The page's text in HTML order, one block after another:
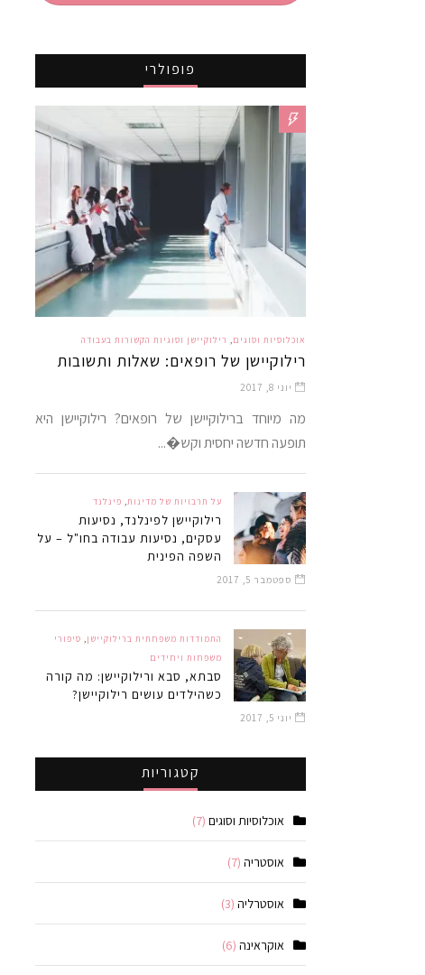
פופולרי
אוכלוסיות וסוגים, רילוקיישן וסוגיות הקשורות בעבודה
רילוקיישן של רופאים: שאלות ותשובות
יוני 8, 2017
מה מיוחד ברילוקיישן של רופאים? רילוקיישן היא
תופעה חדשה יחסית וקש�...
על תרבויות של מדינות, פינלנד
רילוקיישן לפינלנד, נסיעות
עסקים, נסיעות עבודה בחו"ל – על
השפה הפינית
ספטמבר 5, 2017
התמודדות משפחתית ברילוקיישן, סיפורי
משפחות ויחידים
סבתא, סבא ורילוקיישן: מה קורה
כשהילדים עושים רילוקיישן?
יוני 5, 2017
קטגוריות
אוכלוסיות וסוגים (7)
אוסטריה (7)
אוסטרליה (3)
אוקראינה (6)